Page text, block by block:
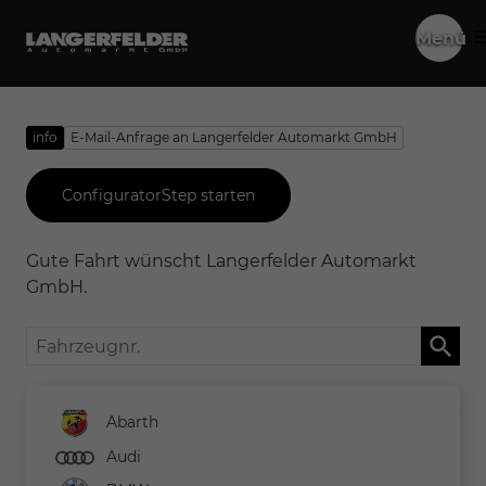
Menü
info E-Mail-Anfrage an Langerfelder Automarkt GmbH
ConfiguratorStep starten
Gute Fahrt wünscht Langerfelder Automarkt
GmbH.
Fahrzeugnr.
Abarth
Audi